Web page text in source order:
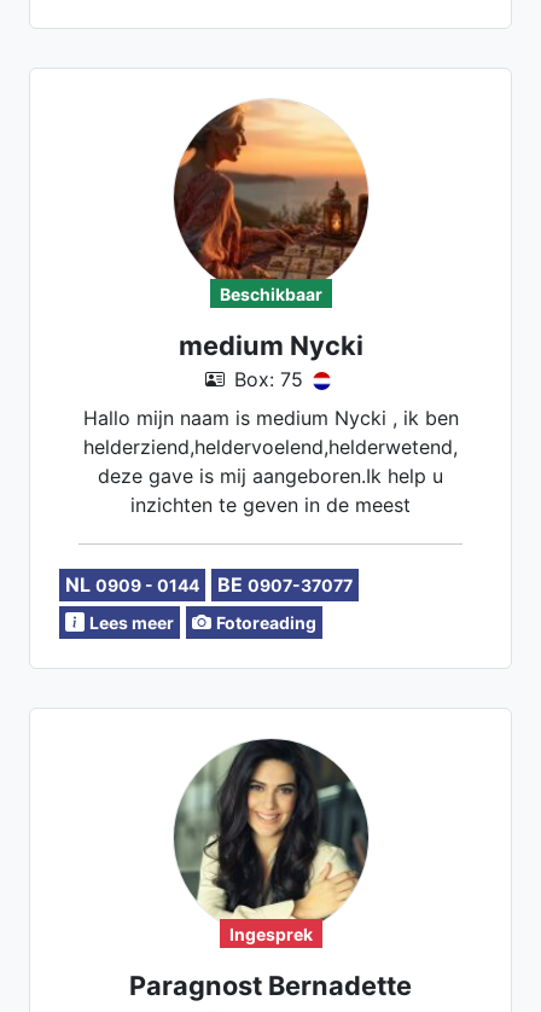
Beschikbaar
medium Nycki
Box: 75
Hallo mijn naam is medium Nycki , ik ben
helderziend,heldervoelend,helderwetend,
deze gave is mij aangeboren.Ik help u
inzichten te geven in de meest
in tijdsaanduidingen
NL 0909 - 0144 BE 0907-37077
Lees meer
Fotoreading
Ingesprek
Paragnost Bernadette